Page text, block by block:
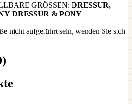
GRÖSSEN: DRESSUR,
DRESSUR & PONY-
nicht aufgeführt sein, wenden Sie sich